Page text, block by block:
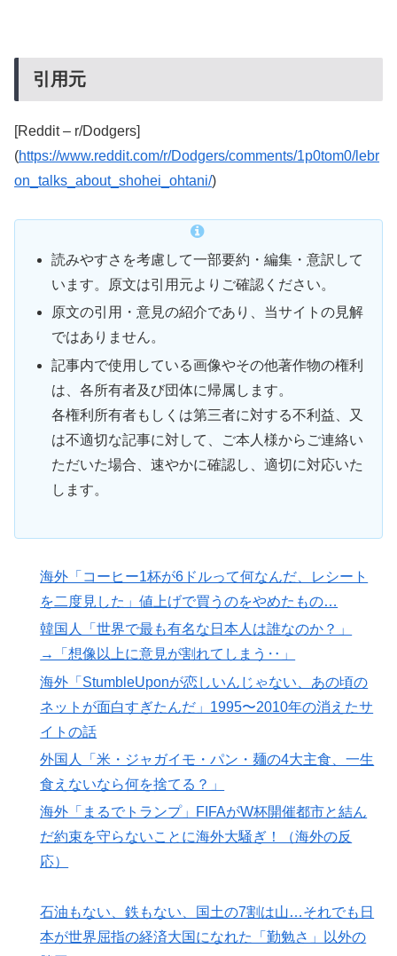
引用元
[Reddit – r/Dodgers]
(https://www.reddit.com/r/Dodgers/comments/1p0tom0/lebr
on_talks_about_shohei_ohtani/)
読みやすさを考慮して一部要約・編集・意訳して
います。原文は引用元よりご確認ください。
原文の引用・意見の紹介であり、当サイトの見解
ではありません。
記事内で使用している画像やその他著作物の権利
は、各所有者及び団体に帰属します。
各権利所有者もしくは第三者に対する不利益、又
は不適切な記事に対して、ご本人様からご連絡い
ただいた場合、速やかに確認し、適切に対応いた
します。
海外「コーヒー1杯が6ドルって何なんだ、レシート
を二度見した」値上げで買うのをやめたもの…
韓国人「世界で最も有名な日本人は誰なのか？」
→「想像以上に意見が割れてしまう‥」
海外「StumbleUponが恋しいんじゃない、あの頃の
ネットが面白すぎたんだ」1995〜2010年の消えたサ
イトの話
外国人「米・ジャガイモ・パン・麺の4大主食、一生
食えないなら何を捨てる？」
海外「まるでトランプ」FIFAがW杯開催都市と結ん
だ約束を守らないことに海外大騒ぎ！（海外の反
応）
石油もない、鉄もない、国土の7割は山…それでも日
本が世界屈指の経済大国になれた「勤勉さ」以外の